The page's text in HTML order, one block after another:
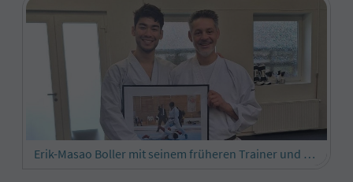
Erik-Masao Boller mit seinem früheren Trainer und Karate-Weltmeister Reinhard Schmidt vom Shotokan-Karate Lingen.